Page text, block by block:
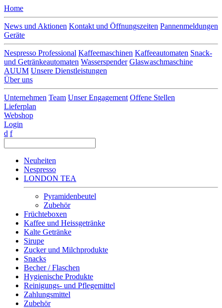
Home
News und Aktionen Kontakt und Öffnungszeiten Pannenmeldungen
Geräte
Nespresso Professional Kaffeemaschinen Kaffeeautomaten Snack-
und Getränkeautomaten Wasserspender Glaswaschmaschine
AUUM Unsere Dienstleistungen
Über uns
Unternehmen Team Unser Engagement Offene Stellen
Lieferplan
Webshop
Login
d f
Neuheiten
Nespresso
LONDON TEA
Pyramidenbeutel
Zubehör
Früchteboxen
Kaffee und Heissgetränke
Kalte Getränke
Sirupe
Zucker und Milchprodukte
Snacks
Becher / Flaschen
Hygienische Produkte
Reinigungs- und Pflegemittel
Zahlungsmittel
Zubehör